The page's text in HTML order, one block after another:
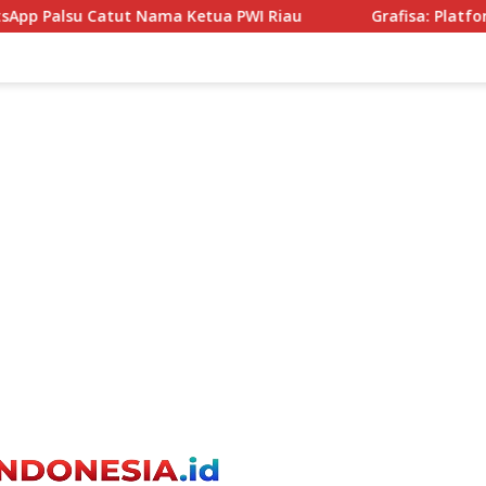
PWI Riau Grafisa: Platform Marketplace Jasa Desain